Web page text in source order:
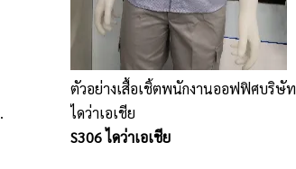
ตัวอย่างเสื้อเชิ้ตพนักงานออฟฟิศบริษัท
ไดว่าเอเชีย
S306 ไดว่าเอเชีย